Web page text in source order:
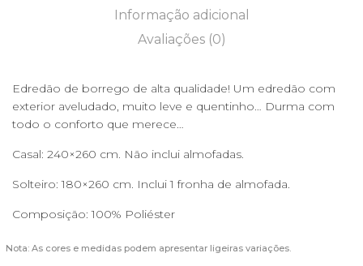
Informação adicional
Avaliações (0)
Edredão de borrego de alta qualidade! Um edredão com
exterior aveludado, muito leve e quentinho… Durma com
todo o conforto que merece…
Casal: 240×260 cm. Não inclui almofadas.
Solteiro: 180×260 cm. Inclui 1 fronha de almofada.
Composição: 100% Poliéster
Nota: As cores e medidas podem apresentar ligeiras variações.